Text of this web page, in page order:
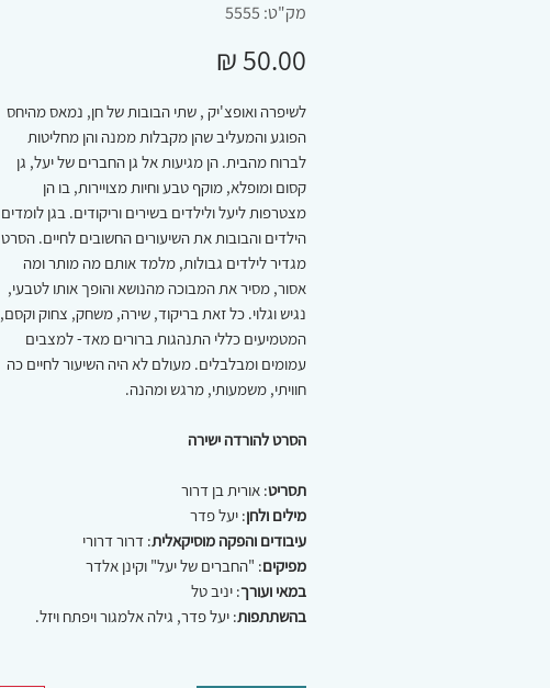
מק"ט: 5555
לשיפרה ואופצ'יק , שתי הבובות של חן, נמאס מהיחס
הפוגע והמעליב שהן מקבלות ממנה והן מחליטות
לברוח מהבית. הן מגיעות אל גן החברים של יעל, גן
קסום ומופלא, מוקף טבע וחיות מצויירות, בו הן
מצטרפות ליעל ולילדים בשירים וריקודים. בגן לומדים
הילדים והבובות את השיעורים החשובים לחיים. הסרט
מגדיר לילדים גבולות, מלמד אותם מה מותר ומה
אסור, מסיר את המבוכה מהנושא והופך אותו לטבעי,
נגיש וגלוי. כל זאת בריקוד, שירה, משחק, צחוק וקסם,
המטמיעים כללי התנהגות ברורים מאד- למצבים
עמומים ומבלבלים. מעולם לא היה השיעור לחיים כה
חוויתי, משמעותי, מרגש ומהנה.
הסרט להורדה ישירה
תסריט: אורית בן דרור
מילים ולחן: יעל פדר
עיבודים והפקה מוסיקאלית: דרור דרורי
מפיקים: "החברים של יעל" וקינן אלדר
במאי ועורך: יניב טל
בהשתתפות: יעל פדר, גילה אלמגור ויפתח ויזל.